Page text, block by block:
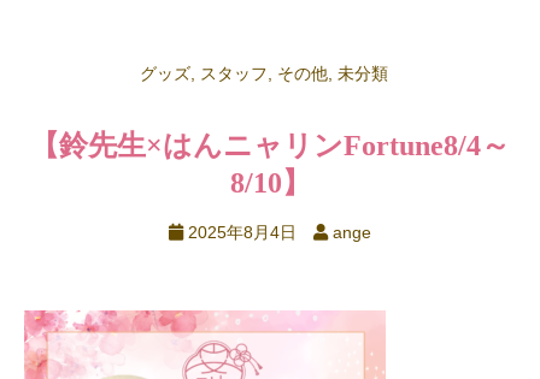
グッズ スタッフ その他 未分類
【鈴先生×はんニャリンFortune8/4～
8/10】
2025年8月4日 ange